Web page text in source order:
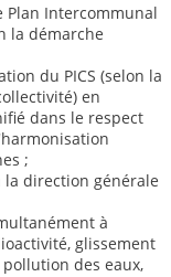
Plan Intercommunal
la démarche
du PICS (selon la
en
dans le respect
;
direction générale
à
glissement
des eaux,